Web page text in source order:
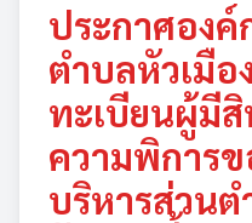
ประกาศองค์
ตำบลหัวเมือ
ทะเบียนผู้มีสิ
ความพิการข
บริหารส่วนต